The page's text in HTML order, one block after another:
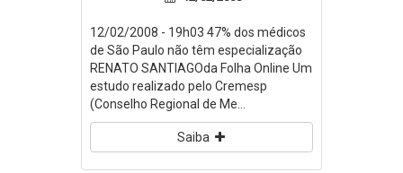
12/02/2008 - 19h03 47% dos médicos
de São Paulo não têm especialização
RENATO SANTIAGOda Folha Online Um
estudo realizado pelo Cremesp
(Conselho Regional de Me...
Saiba